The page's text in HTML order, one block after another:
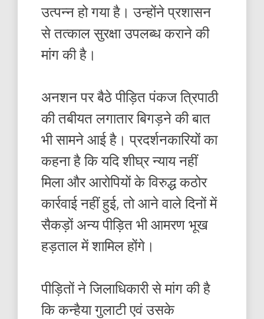
उत्पन्न हो गया है। उन्होंने प्रशासन
से तत्काल सुरक्षा उपलब्ध कराने की
मांग की है।
अनशन पर बैठे पीड़ित पंकज त्रिपाठी
की तबीयत लगातार बिगड़ने की बात
भी सामने आई है। प्रदर्शनकारियों का
कहना है कि यदि शीघ्र न्याय नहीं
मिला और आरोपियों के विरुद्ध कठोर
कार्रवाई नहीं हुई, तो आने वाले दिनों में
सैकड़ों अन्य पीड़ित भी आमरण भूख
हड़ताल में शामिल होंगे।
पीड़ितों ने जिलाधिकारी से मांग की है
कि कन्हैया गुलाटी एवं उसके